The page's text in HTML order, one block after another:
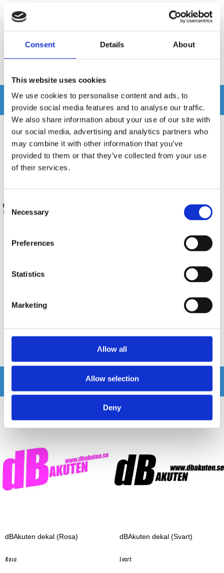
Consent Details About
This website uses cookies
We use cookies to personalise content and ads, to
provide social media features and to analyse our traffic.
We also share information about your use of our site with
our social media, advertising and analytics partners who
may combine it with other information that you’ve
provided to them or that they’ve collected from your use
of their services.
Consent
Selection
Necessary
Preferences
Statistics
Marketing
Allow all
Allow selection
Deny
Lägsta pris de senaste 30 dagarna är 2299 kr
Recensioner
Relaterade produkter
Plug&Play DSP paket inkl anpassad
Snabblager 1-3 dagar
Finns i lagershop Göteborg
Köp
För Honda från 2008 till 2017
Finns i lagershop Göteborg
Köp
Andra köpte även
dBAkuten dekal (Rosa)
Rosa
dBAkuten dekal (Svart)
Svart